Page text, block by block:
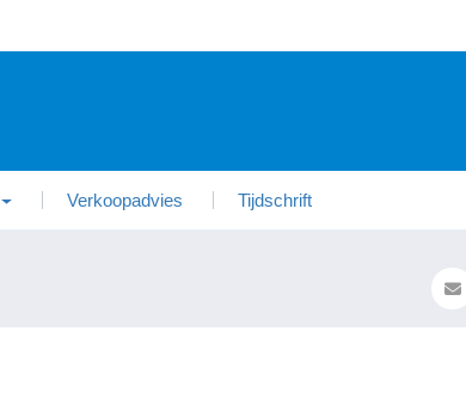
Verkoopadvies Tijdschrift